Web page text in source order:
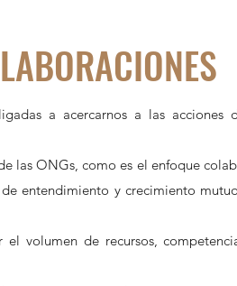
a acercarnos a las acciones
las ONGs, como es el enfoque
entendimiento y crecimiento
volumen de recursos,